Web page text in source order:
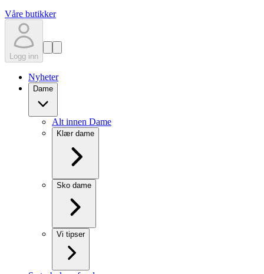
Våre butikker
Logg inn
Nyheter
Dame
Alt innen Dame
Klær dame
Sko dame
Vi tipser